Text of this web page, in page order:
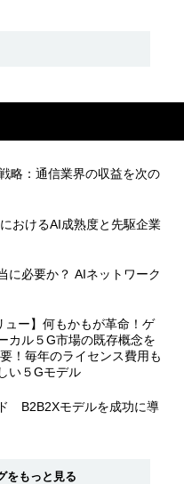
略：通信業界の収益を次の
おけるAI成熟度と先駆企業
に必要か？ AIネットワーク
ュー】何もかもが革命！ゲ
カル５G市場の既存概念を
！毎年のライセンス費用も
い５Gモデル
B2B2Xモデルを成功に導
をもっと見る